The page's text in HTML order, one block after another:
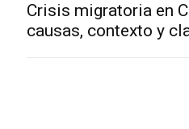
Crisis migratoria en
causas, contexto y